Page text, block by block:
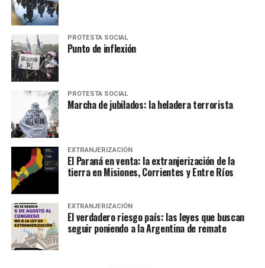
PROTESTA SOCIAL
Punto de inflexión
PROTESTA SOCIAL
Marcha de jubilados: la heladera terrorista
EXTRANJERIZACIÓN
El Paraná en venta: la extranjerización de la
tierra en Misiones, Corrientes y Entre Ríos
EXTRANJERIZACIÓN
El verdadero riesgo país: las leyes que buscan
seguir poniendo a la Argentina de remate